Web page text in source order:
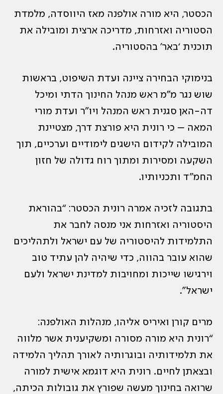
הכסטר, היא מורה אולפנה מאז היווסדה, מלמדת
הסטוריה ואזרחות, מדריכה ארצית ומובילה את
תוכנית ‘באר’ בהסטוריה.
בנימוקי הבחירה ציינה ועדת השיפוט, בראשות
שוש נגר מ”מ ראש מנהל החינוך הדתי ומיכל
דה-האן סגנית ראש המנהל ויו”ר ועדת מורי
המאה – כי רונית היא פורצת דרך, מצטיינת
המובילה לקידום הישגים לימודיים וערכיים, תוך
השקעה ומסירות ומתוך רוח גדולה של חזון
החמ”ד ותכניותיו.
בתגובה לזכיה אמרה רונית הכסטר: “בהוראת
היסטוריה ואזרחות אני מנסה לחבר את
התלמידות להיסטוריה של עם ישראל ולתהליכים
שהוא עובר בהווה, כדי שיהיה להן עתיד טוב
וירגישו שייכות ומחויבות למדינת ישראל ולעם
ישראל”.
מרים קורן ואיריס אליהו, מנהלות האולפנה:
“רונית היא מורה מסורה ומשקיענית אשר מלווה
את תלמידותיה ובוגרותיה לאורך תהליך הלמידה
ובצאתן לחיים. רונית היא דוגמא אישית למורה
שרואה בחינוך מעשה שפורץ את גובולות הכיתה,